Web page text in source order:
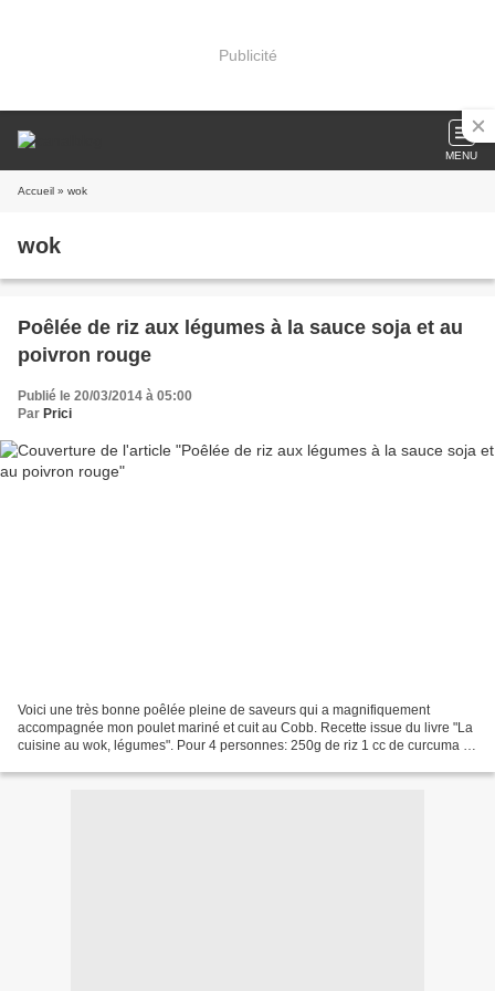
Publicité
MENU
Accueil » wok
wok
Poêlée de riz aux légumes à la sauce soja et au
poivron rouge
Publié le 20/03/2014 à 05:00
Par Prici
Voici une très bonne poêlée pleine de saveurs qui a magnifiquement
accompagnée mon poulet mariné et cuit au Cobb. Recette issue du livre "La
cuisine au wok, légumes". Pour 4 personnes: 250g de riz 1 cc de curcuma 2